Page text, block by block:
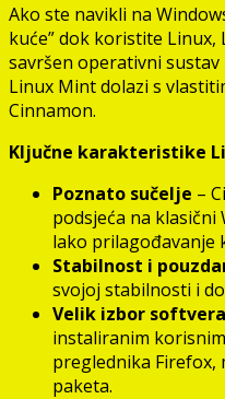
Ako ste navikli na
kuće” dok koristite
savršen operativni
Linux Mint dolazi s
Cinnamon.
Ključne karakteristike
Poznato sučelje –
podsjeća na klasični
lako prilagođavanje
Stabilnost i
svojoj stabilnosti i
Velik izbor softvera
instaliranim
preglednika Firefox,
paketa.